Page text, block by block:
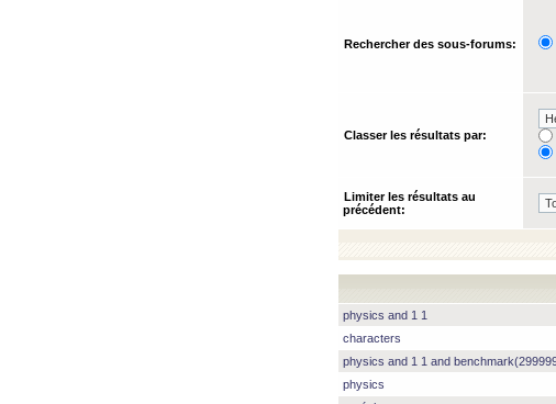
Rechercher des sous-forums:
Classer les résultats par:
Limiter les résultats au
précédent:
physics and 1 1
characters
physics and 1 1 and
physics